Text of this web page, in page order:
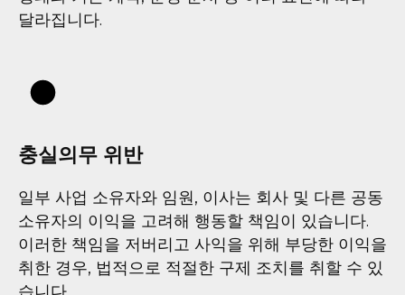
달라집니다.
충실의무 위반
일부 사업 소유자와 임원, 이사는 회사 및 다른 공동
소유자의 이익을 고려해 행동할 책임이 있습니다.
이러한 책임을 저버리고 사익을 위해 부당한 이익을
취한 경우, 법적으로 적절한 구제 조치를 취할 수 있